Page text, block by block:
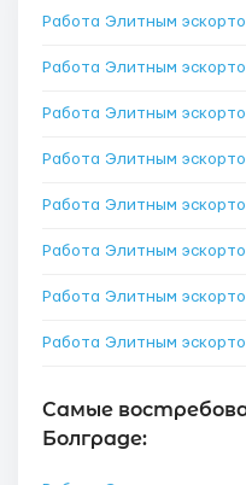
Работа Элитным
Работа Элитным
Работа Элитным
Работа Элитным
Работа Элитным
Работа Элитным
Работа Элитным
Работа Элитным
Самые
Болграде: